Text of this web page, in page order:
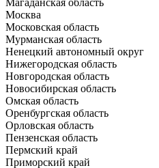
Москва
Московская область
Мурманская область
Ненецкий автономный округ
Нижегородская область
Новгородская область
Новосибирская область
Омская область
Оренбургская область
Орловская область
Пензенская область
Пермский край
Приморский край